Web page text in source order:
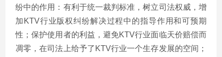
纷中的作用：有利于统一裁判标准，树立司法权威，增
加KTV行业版权纠纷解决过程中的指导作用和可预期
性；保护使用者的利益，避免KTV行业面临天价赔偿而
凋零，在司法上给予了KTV行业一个生存发展的空间；